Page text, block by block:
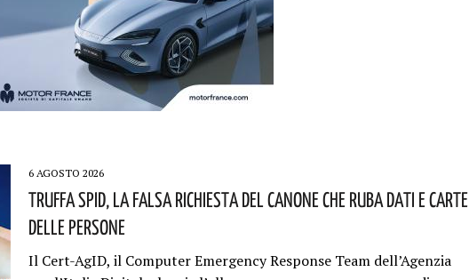
6 AGOSTO 2026
Truffa Spid, La Falsa Richiesta Del Canone Che Ruba Dati E Carte
Delle Persone
Il Cert-AgID, il Computer Emergency Response Team dell’Agenzia